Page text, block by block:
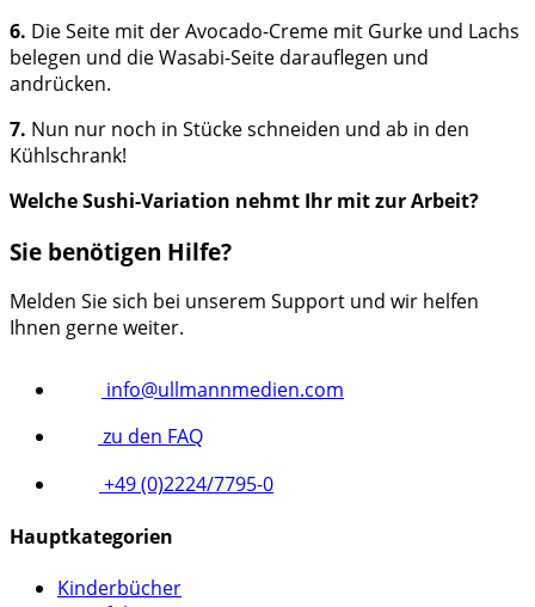
6. Die Seite mit der Avocado-Creme mit Gurke und Lachs
belegen und die Wasabi-Seite darauflegen und
andrücken.
7. Nun nur noch in Stücke schneiden und ab in den
Kühlschrank!
Welche Sushi-Variation nehmt Ihr mit zur Arbeit?
Sie benötigen Hilfe?
Melden Sie sich bei unserem Support und wir helfen
Ihnen gerne weiter.
info@ullmannmedien.com
zu den FAQ
+49 (0)2224/7795-0
Hauptkategorien
Kinderbücher